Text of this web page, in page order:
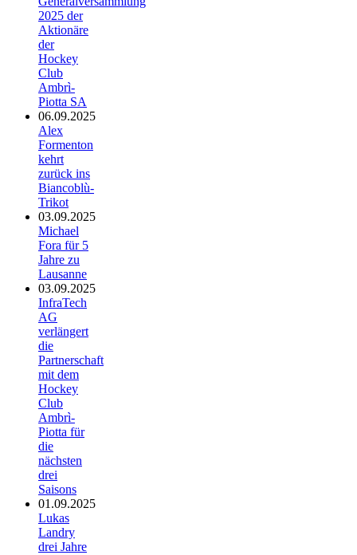
2025 der
Aktionäre
der
Hockey
Club
Ambrì-
Piotta SA
06.09.2025
Alex
Formenton
kehrt
zurück ins
Biancoblù-
Trikot
03.09.2025
Michael
Fora für 5
Jahre zu
Lausanne
03.09.2025
InfraTech
AG
verlängert
die
Partnerschaft
mit dem
Hockey
Club
Ambrì-
Piotta für
die
nächsten
drei
Saisons
01.09.2025
Lukas
Landry
drei Jahre